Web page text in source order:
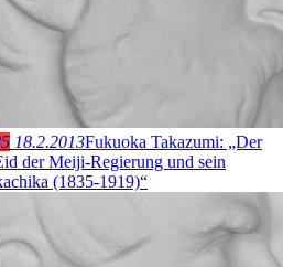
18.2.2013Fukuoka Takazumi: „Der
der Meiji-Regierung und sein
(1835-1919)“